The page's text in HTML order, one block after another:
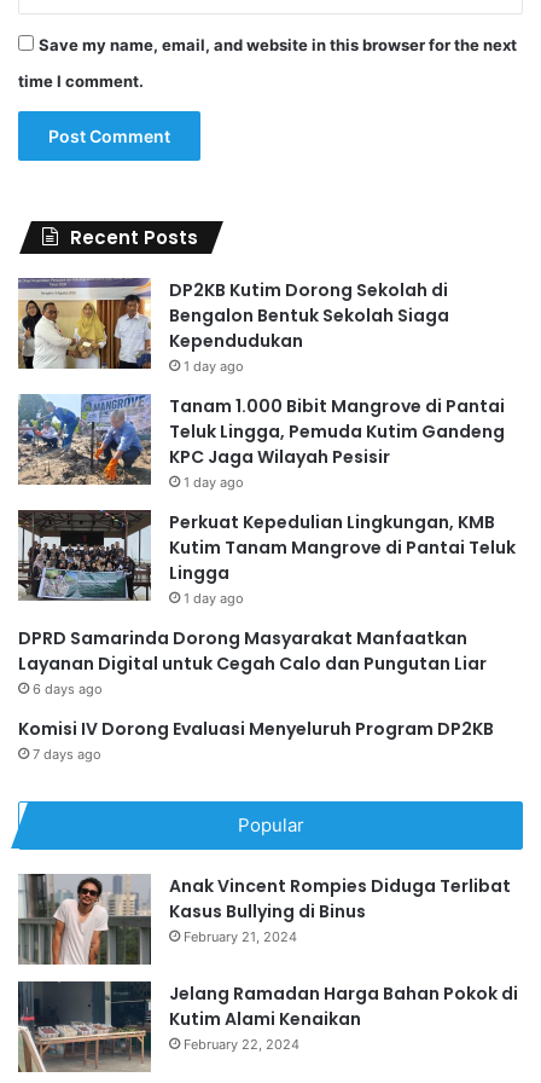
Save my name, email, and website in this browser for the next
time I comment.
Recent Posts
DP2KB Kutim Dorong Sekolah di
Bengalon Bentuk Sekolah Siaga
Kependudukan
1 day ago
Tanam 1.000 Bibit Mangrove di Pantai
Teluk Lingga, Pemuda Kutim Gandeng
KPC Jaga Wilayah Pesisir
1 day ago
Perkuat Kepedulian Lingkungan, KMB
Kutim Tanam Mangrove di Pantai Teluk
Lingga
1 day ago
DPRD Samarinda Dorong Masyarakat Manfaatkan
Layanan Digital untuk Cegah Calo dan Pungutan Liar
6 days ago
Komisi IV Dorong Evaluasi Menyeluruh Program DP2KB
7 days ago
Popular
Anak Vincent Rompies Diduga Terlibat
Kasus Bullying di Binus
February 21, 2024
Jelang Ramadan Harga Bahan Pokok di
Kutim Alami Kenaikan
February 22, 2024